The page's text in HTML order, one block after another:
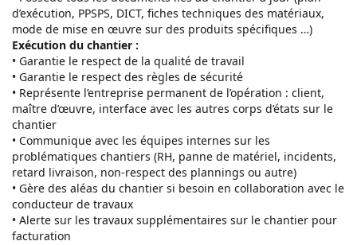
d’exécution, PPSPS, DICT, fiches techniques des matériaux,
mode de mise en œuvre sur des produits spécifiques …)
Exécution du chantier :
• Garantie le respect de la qualité de travail
• Garantie le respect des règles de sécurité
• Représente l’entreprise permanent de l’opération : client,
maître d’œuvre, interface avec les autres corps d’états sur le
chantier
• Communique avec les équipes internes sur les
problématiques chantiers (RH, panne de matériel, incidents,
retard livraison, non-respect des plannings ou autre)
• Gère des aléas du chantier si besoin en collaboration avec le
conducteur de travaux
• Alerte sur les travaux supplémentaires sur le chantier pour
facturation